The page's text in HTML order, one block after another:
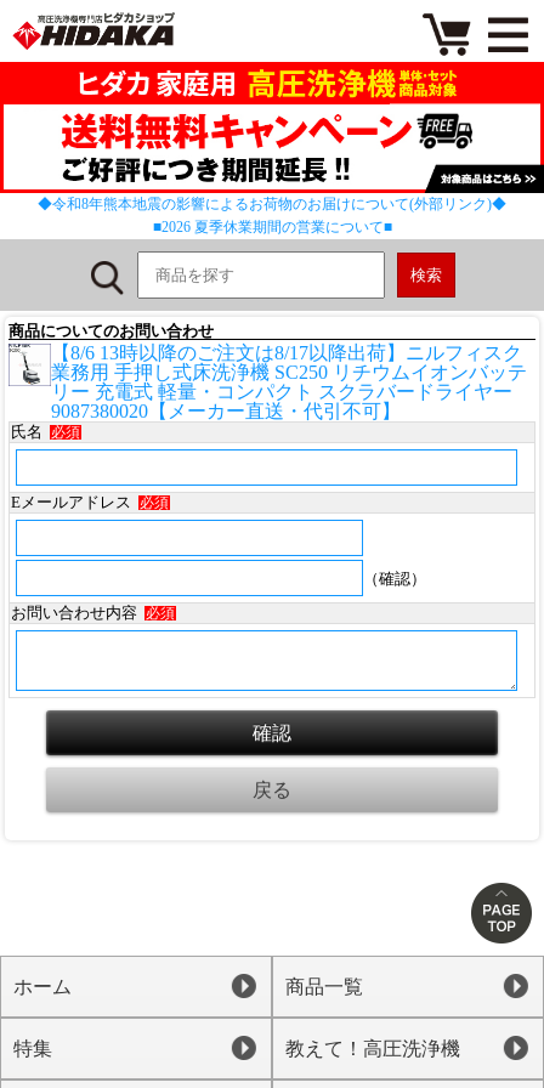
◆令和8年熊本地震の影響によるお荷物のお届けについて(外部リンク)◆
■2026 夏季休業期間の営業について■
商品についてのお問い合わせ
【8/6 13時以降のご注文は8/17以降出荷】ニルフィスク
業務用 手押し式床洗浄機 SC250 リチウムイオンバッテ
リー 充電式 軽量・コンパクト スクラバードライヤー
9087380020【メーカー直送・代引不可】
氏名 必須
Eメールアドレス 必須
（確認）
お問い合わせ内容
必須
ホーム 商品一覧
特集 教えて！高圧洗浄機